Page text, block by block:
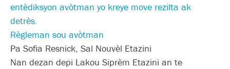
entèdiksyon avòtman yo kreye move rezilta ak
detrès.
Règleman sou avòtman
Pa Sofia Resnick, Sal Nouvèl Etazini
Nan dezan depi Lakou Siprèm Etazini an te